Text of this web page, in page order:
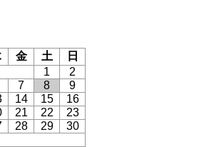
金 土
日
1
2
7 8
9
14 15
16
21 22
23
28 29
30